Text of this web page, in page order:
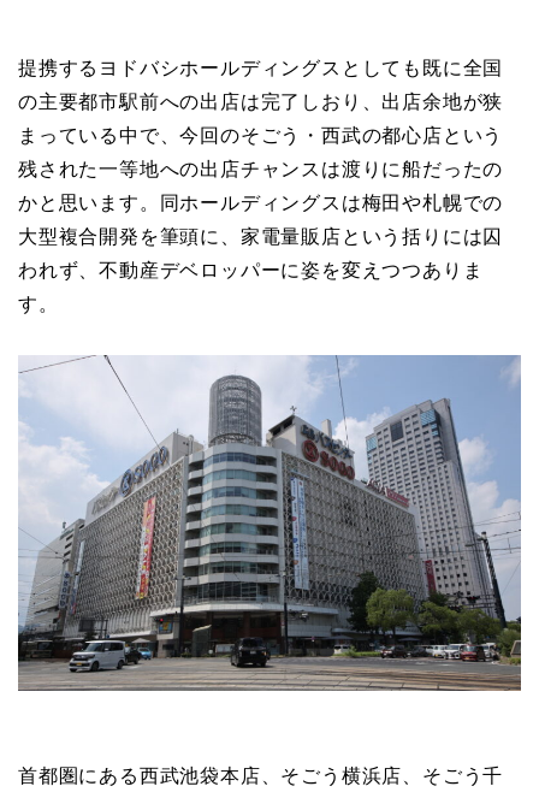
提携するヨドバシホールディングスとしても既に全国
の主要都市駅前への出店は完了しおり、出店余地が狭
まっている中で、今回のそごう・西武の都心店という
残された一等地への出店チャンスは渡りに船だったの
かと思います。同ホールディングスは梅田や札幌での
大型複合開発を筆頭に、家電量販店という括りには囚
われず、不動産デベロッパーに姿を変えつつありま
す。
首都圏にある西武池袋本店、そごう横浜店、そごう千